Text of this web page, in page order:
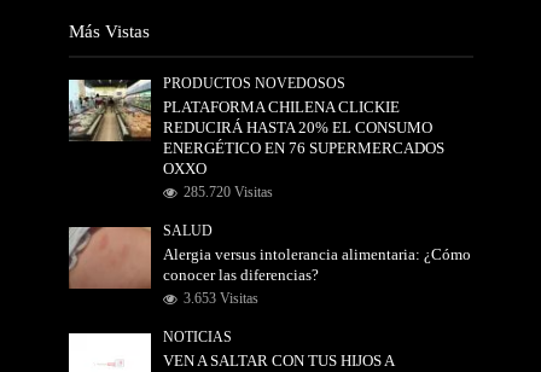
Más Vistas
PRODUCTOS NOVEDOSOS
PLATAFORMA CHILENA CLICKIE
REDUCIRÁ HASTA 20% EL CONSUMO
ENERGÉTICO EN 76 SUPERMERCADOS
OXXO
285.720 Visitas
SALUD
Alergia versus intolerancia alimentaria: ¿Cómo
conocer las diferencias?
3.653 Visitas
NOTICIAS
VEN A SALTAR CON TUS HIJOS A